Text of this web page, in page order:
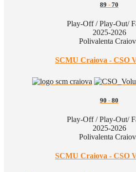
89 - 70
Play-Off / Play-Out/
2025-2026
Polivalenta
SCMU Craiova - CSO
90 - 80
Play-Off / Play-Out/
2025-2026
Polivalenta
SCMU Craiova - CSO